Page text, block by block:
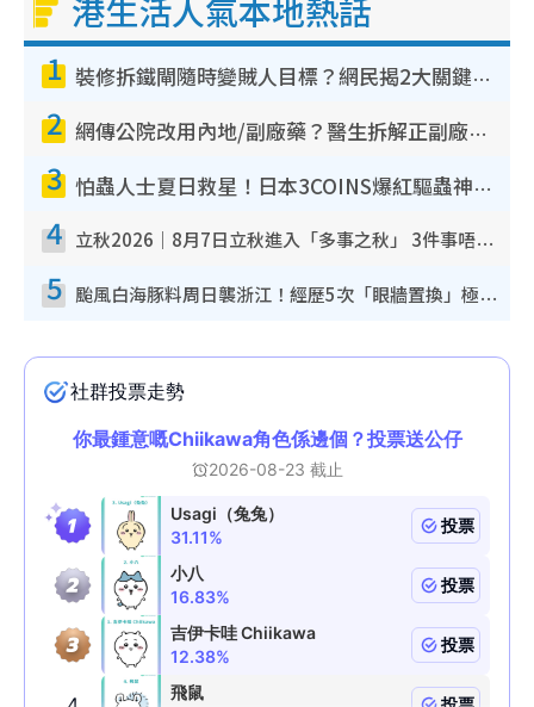
港生活人氣本地熱話
1 裝修拆鐵閘隨時變賊人目標？網民揭2大關鍵用途：裝新式等於白裝？附新舊鐵閘分別
2 網傳公院改用內地/副廠藥？醫生拆解正副廠分別 揭4類人換藥隨時出事
3 怕蟲人士夏日救星！日本3COINS爆紅驅蟲神器$45起 1招「全程免觸碰」輕鬆搞定小強
4 立秋2026｜8月7日立秋進入「多事之秋」 3件事唔做得！專家教6招開運 清枱頭／銀包納氣接好運
5 颱風白海豚料周日襲浙江！經歷5次「眼牆置換」極罕見 成登陸內地最長途颱風